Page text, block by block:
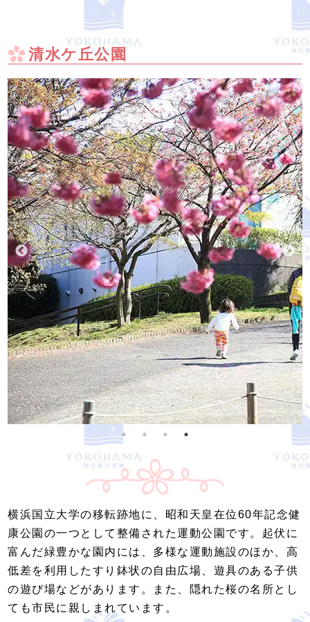
清水ケ丘公園
横浜国立大学の移転跡地に、昭和天皇在位60年記念健
康公園の一つとして整備された運動公園です。起伏に
富んだ緑豊かな園内には、多様な運動施設のほか、高
低差を利用したすり鉢状の自由広場、遊具のある子供
の遊び場などがあります。また、隠れた桜の名所とし
ても市民に親しまれています。